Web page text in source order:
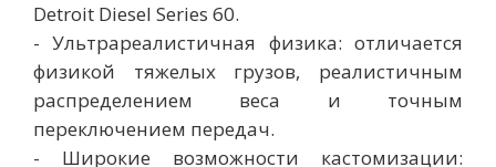
Detroit Diesel Series 60.
- Ультрареалистичная физика: отличается
физикой тяжелых грузов, реалистичным
распределением веса и точным
переключением передач.
- Широкие возможности кастомизации: